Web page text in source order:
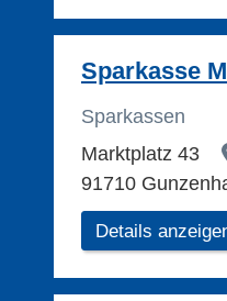
Sparkasse
Sparkassen
Marktplatz 43
91710
Details